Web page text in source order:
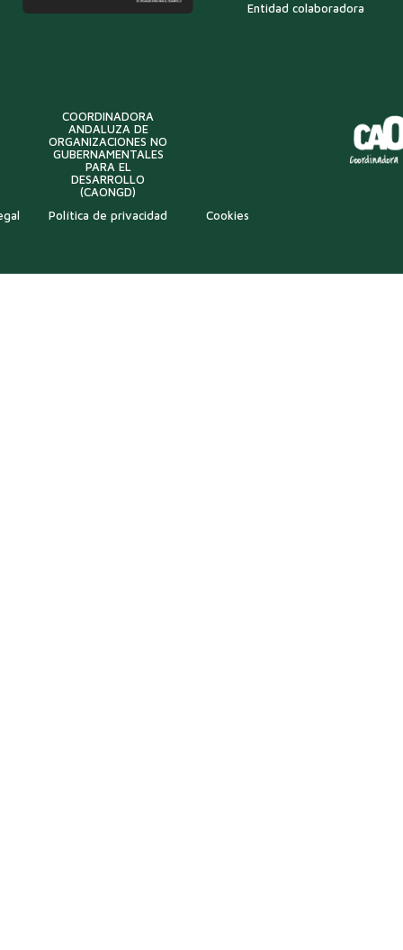
Entidad colaboradora
COORDINADORA
ANDALUZA DE
ORGANIZACIONES NO
GUBERNAMENTALES
PARA EL
DESARROLLO
(CAONGD)
Política de privacidad Cookies